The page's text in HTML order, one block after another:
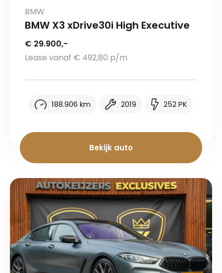
BMW
BMW X3 xDrive30i High Executive
€ 29.900,-
Lease vanaf € 492,80 p/m
188.906 km 2019 252 PK
Bekijk auto